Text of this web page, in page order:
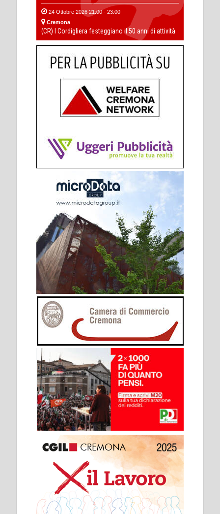
24 Ottobre 2026 21:00 - 23:00
Cremona
(CR) I Cordigliera festeggiano il 50 anni di attività